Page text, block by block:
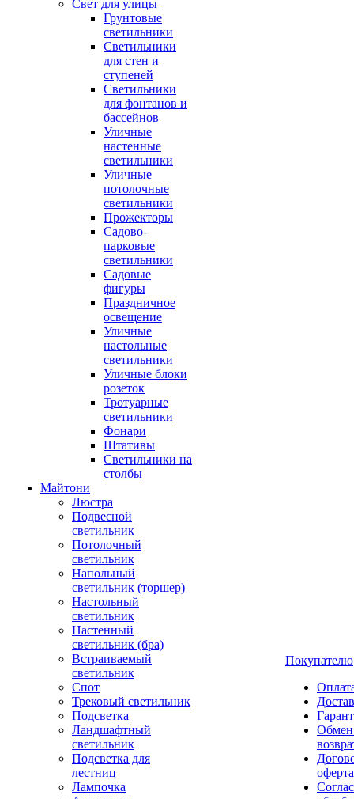
Свет для улицы
Грунтовые
светильники
Светильники
для стен и
ступеней
Светильники
для фонтанов и
бассейнов
Уличные
настенные
светильники
Уличные
потолочные
светильники
Прожекторы
Садово-
парковые
светильники
Садовые
фигуры
Праздничное
освещение
Уличные
настольные
светильники
Уличные блоки
розеток
Тротуарные
светильники
Фонари
Штативы
Светильники на
столбы
Майтони
Люстра
Подвесной
светильник
Потолочный
светильник
Напольный
светильник (торшер)
Настольный
светильник
Настенный
светильник (бра)
Встраиваемый
светильник
Спот
Трековый светильник
Подсветка
Ландшафтный
светильник
Подсветка для
лестниц
Лампочка
Покупателю
оферта